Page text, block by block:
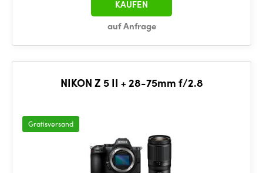
auf Anfrage
KAUFEN
NIKON Z 5 II + 28-75mm f/2.8
Gratisversand